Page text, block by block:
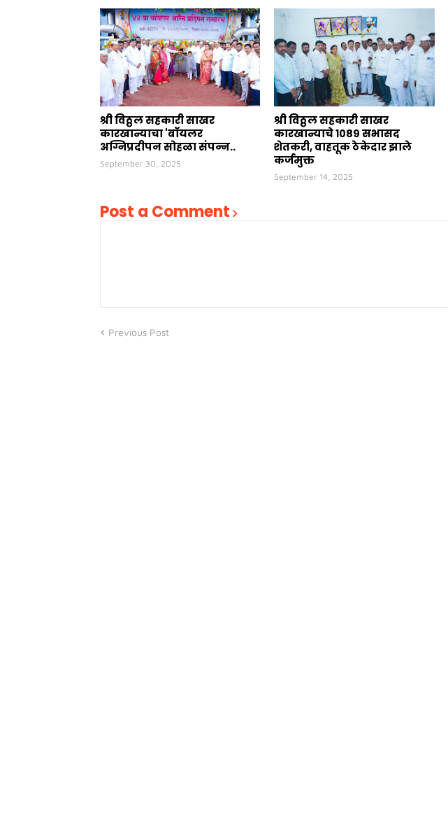
श्री विठ्ठल सहकारी साखर
कारखान्याचा 'बॉयलर
अग्निप्रदीपन सोहळा संपन्न..
September 30, 2025
श्री विठ्ठल सहकारी साखर
कारखान्याचे १०८९ सभासद
शेतकरी, वाहतूक ठेकेदार झाले
कर्जमुक्त
September 14, 2025
Post a Comment
Previous Post